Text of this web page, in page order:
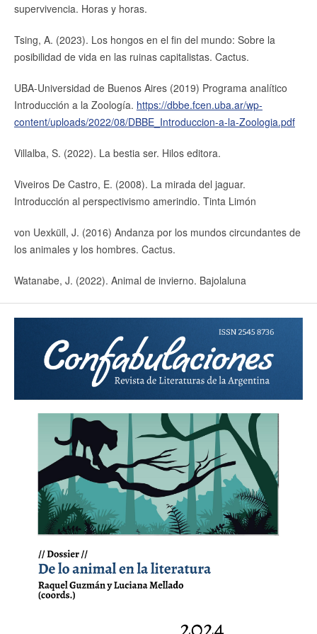
supervivencia. Horas y horas.
Tsing, A. (2023). Los hongos en el fin del mundo: Sobre la
posibilidad de vida en las ruinas capitalistas. Cactus.
UBA-Universidad de Buenos Aires (2019) Programa analítico
Introducción a la Zoología. https://dbbe.fcen.uba.ar/wp-
content/uploads/2022/08/DBBE_Introduccion-a-la-Zoologia.pdf
Villalba, S. (2022). La bestia ser. Hilos editora.
Viveiros De Castro, E. (2008). La mirada del jaguar.
Introducción al perspectivismo amerindio. Tinta Limón
von Uexküll, J. (2016) Andanza por los mundos circundantes de
los animales y los hombres. Cactus.
Watanabe, J. (2022). Animal de invierno. Bajolaluna